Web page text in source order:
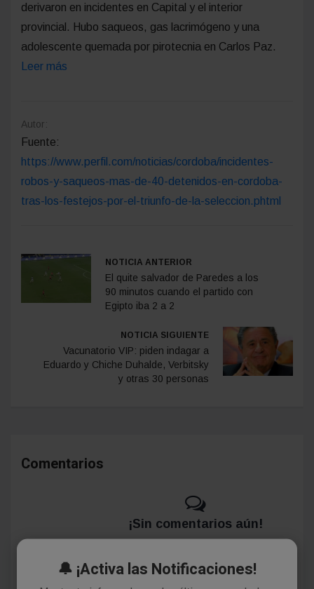
derivaron en incidentes en Capital y el interior
provincial. Hubo saqueos, gas lacrimógeno y una
adolescente quemada por pirotecnia en Carlos Paz.
Leer más
Autor:
Fuente:
https://www.perfil.com/noticias/cordoba/incidentes-
robos-y-saqueos-mas-de-40-detenidos-en-cordoba-
tras-los-festejos-por-el-triunfo-de-la-seleccion.phtml
NOTICIA ANTERIOR
El quite salvador de Paredes a los
90 minutos cuando el partido con
Egipto iba 2 a 2
NOTICIA SIGUIENTE
Vacunatorio VIP: piden indagar a
Eduardo y Chiche Duhalde, Verbitsky
y otras 30 personas
Comentarios
¡Sin comentarios aún!
🔔 ¡Activa las Notificaciones!